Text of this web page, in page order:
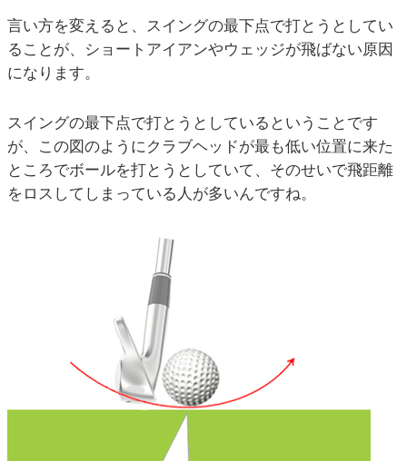
言い方を変えると、スイングの最下点で打とうとしてい
ることが、ショートアイアンやウェッジが飛ばない原因
になります。
スイングの最下点で打とうとしているということです
が、この図のようにクラブヘッドが最も低い位置に来た
ところでボールを打とうとしていて、そのせいで飛距離
をロスしてしまっている人が多いんですね。